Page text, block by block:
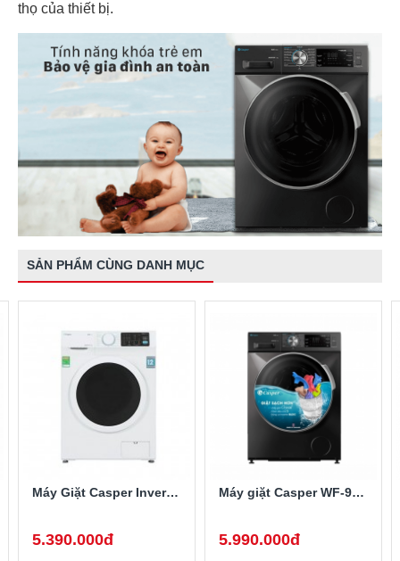
thọ của thiết bị.
SẢN PHẨM CÙNG DANH MỤC
Máy Giặt Casper Inverter 9.5 Kg WF-95I140BWC
5.390.000đ
Máy giặt Casper WF-95I140BGB Inverter 9.5 kg
5.990.000đ